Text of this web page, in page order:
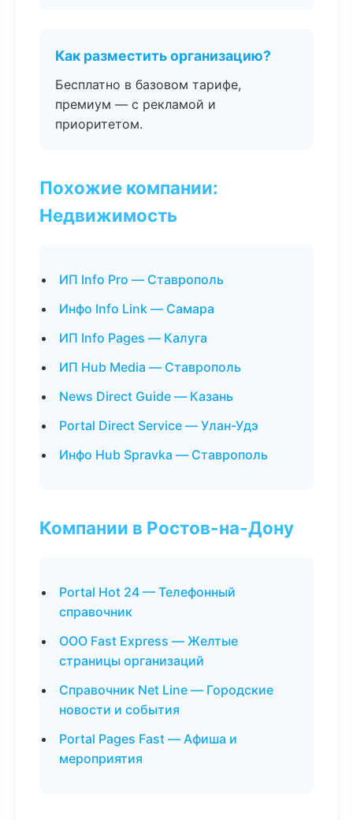
Как разместить организацию?
Бесплатно в базовом тарифе,
премиум — с рекламой и
приоритетом.
Похожие компании:
Недвижимость
ИП Info Pro — Ставрополь
Инфо Info Link — Самара
ИП Info Pages — Калуга
ИП Hub Media — Ставрополь
News Direct Guide — Казань
Portal Direct Service — Улан-Удэ
Инфо Hub Spravka — Ставрополь
Компании в Ростов-на-Дону
Portal Hot 24 — Телефонный
справочник
ООО Fast Express — Желтые
страницы организаций
Справочник Net Line — Городские
новости и события
Portal Pages Fast — Афиша и
мероприятия